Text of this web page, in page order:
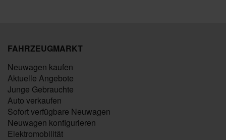
FAHRZEUGMARKT
Neuwagen kaufen
Aktuelle Angebote
Junge Gebrauchte
Auto verkaufen
Sofort verfügbare Neuwagen
Neuwagen konfigurieren
Elektromobilität